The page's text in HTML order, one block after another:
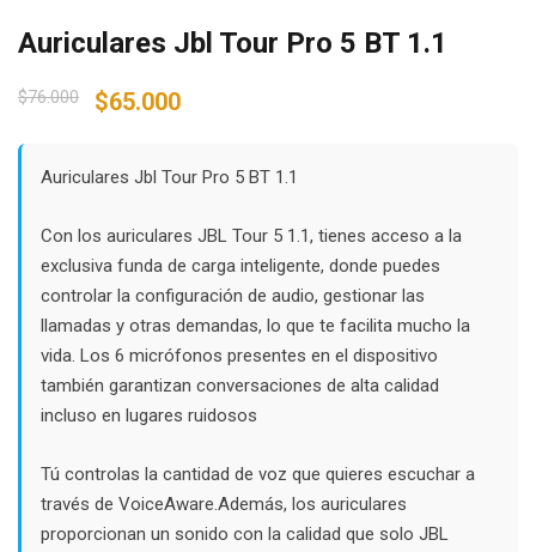
Auriculares Jbl Tour Pro 5 BT 1.1
$76.000
Original
$76.000.
$65.000Current
$65.000.
Auriculares Jbl Tour Pro 5 BT 1.1
Con los auriculares JBL Tour 5 1.1, tienes acceso a la
exclusiva funda de carga inteligente, donde puedes
controlar la configuración de audio, gestionar las
llamadas y otras demandas, lo que te facilita mucho la
vida. Los 6 micrófonos presentes en el dispositivo
también garantizan conversaciones de alta calidad
incluso en lugares ruidosos
Tú controlas la cantidad de voz que quieres escuchar a
través de VoiceAware.Además, los auriculares
proporcionan un sonido con la calidad que solo JBL